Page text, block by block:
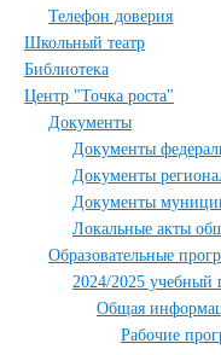
Телефон доверия
Школьный театр
Библиотека
Центр "Точка роста"
Документы
Документы
Документы
Документы
Локальные акты
Образовательные
2024/2025 учебный
Общая
Рабочие